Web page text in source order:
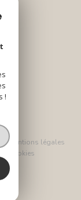
Mentions légales
Cookies
!